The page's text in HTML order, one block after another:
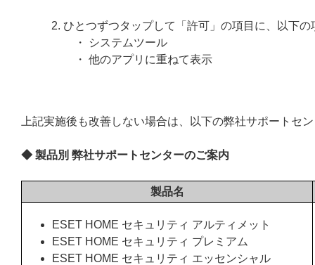
ひとつずつタップして「許可」の項目に、以下
・ システムツール
・ 他のアプリに重ねて表示
上記実施後も改善しない場合は、以下の弊社サポートセ
◆ 製品別 弊社サポートセンターのご案内
製品名
ESET HOME セキュリティ アルティメット
ESET HOME セキュリティ プレミアム
ESET HOME セキュリティ エッセンシャル